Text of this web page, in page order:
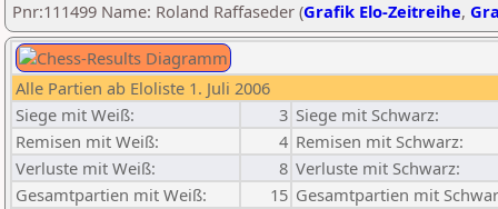
Pnr:111499 Name: Roland Raffaseder (Grafik Elo-Zeitreihe,
Alle Partien ab Eloliste 1. Juli 2006
Siege mit Weiß:
3 Siege mit Schwarz:
Remisen mit Weiß:
4 Remisen mit Schwarz:
Verluste mit Weiß:
8 Verluste mit Schwarz:
Gesamtpartien mit Weiß:
15 Gesamtpartien mit